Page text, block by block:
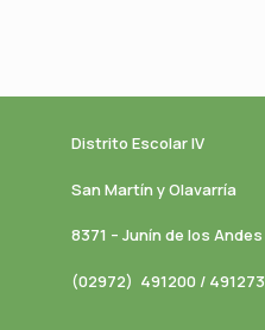
Distrito Escolar IV
San Martín y Olavarría
8371 – Junín de los Andes
(02972) 491200 / 491273